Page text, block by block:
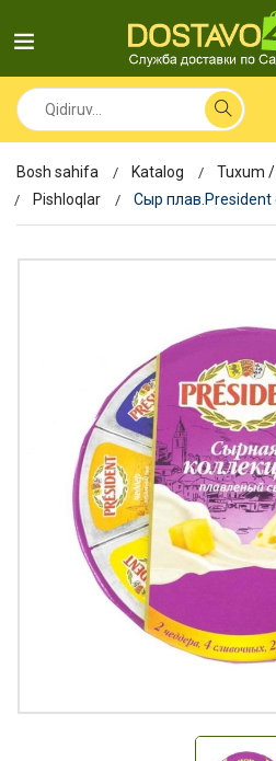
Bosh sahifa Katalog
Tuxum
Pishloqlar
Сыр плав.President